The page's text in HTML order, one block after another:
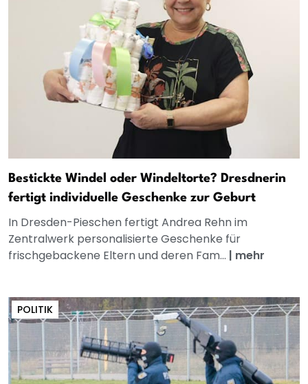
Bestickte Windel oder Windeltorte? Dresdnerin
fertigt individuelle Geschenke zur Geburt
In Dresden-Pieschen fertigt Andrea Rehn im
Zentralwerk personalisierte Geschenke für
frischgebackene Eltern und deren Fam... | mehr
POLITIK